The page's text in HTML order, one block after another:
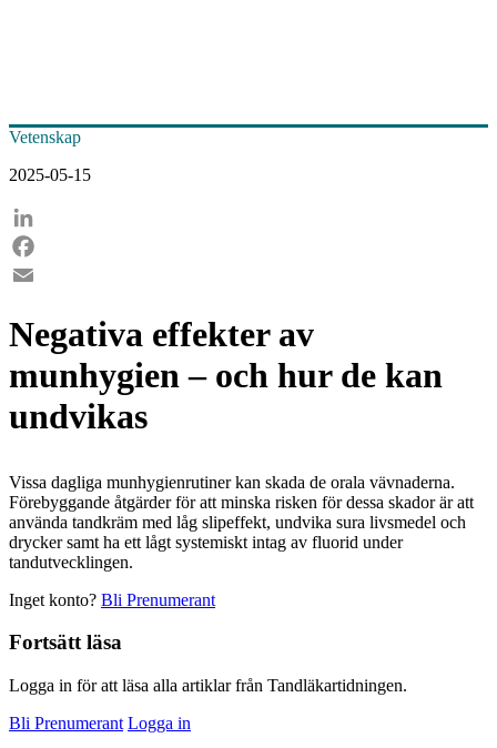
Vetenskap
2025-05-15
LinkedIn
Facebook
Negativa effekter av
munhygien – och hur de kan
undvikas
Vissa dagliga munhygienrutiner kan skada de orala vävnaderna.
Förebyggande åtgärder för att minska risken för dessa skador är att
använda tandkräm med låg slipeffekt, undvika sura livsmedel och
drycker samt ha ett lågt systemiskt intag av fluorid under
tandutvecklingen.
Inget konto? Bli Prenumerant
Fortsätt läsa
Logga in för att läsa alla artiklar från Tandläkartidningen.
Bli Prenumerant Logga in